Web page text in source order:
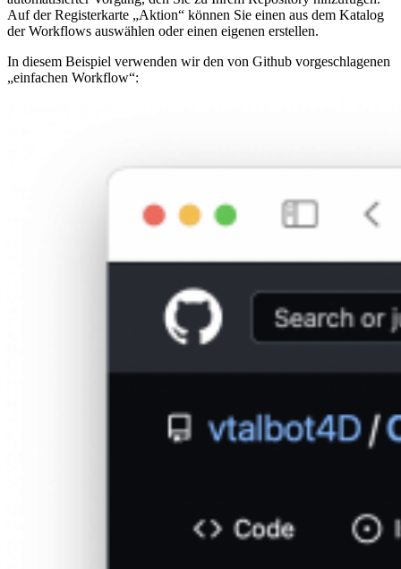
Auf der Registerkarte „Aktion“ können Sie einen aus dem Katalog
der Workflows auswählen oder einen eigenen erstellen.
In diesem Beispiel verwenden wir den von Github vorgeschlagenen
„einfachen Workflow“: